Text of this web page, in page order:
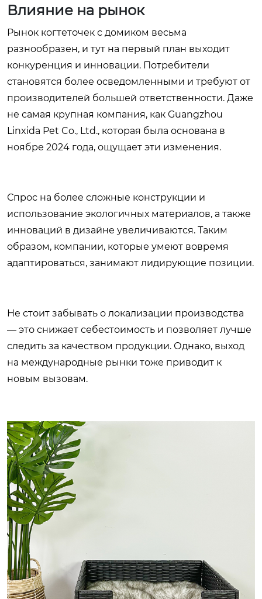
Влияние на рынок
Рынок когтеточек с домиком весьма
разнообразен, и тут на первый план выходит
конкуренция и инновации. Потребители
становятся более осведомленными и требуют от
производителей большей ответственности. Даже
не самая крупная компания, как Guangzhou
Linxida Pet Co., Ltd., которая была основана в
ноябре 2024 года, ощущает эти изменения.
Спрос на более сложные конструкции и
использование экологичных материалов, а также
инноваций в дизайне увеличиваются. Таким
образом, компании, которые умеют вовремя
адаптироваться, занимают лидирующие позиции.
Не стоит забывать о локализации производства
— это снижает себестоимость и позволяет лучше
следить за качеством продукции. Однако, выход
на международные рынки тоже приводит к
новым вызовам.